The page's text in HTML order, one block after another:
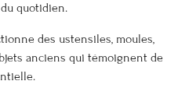
quotidien.
des ustensiles, moules,
anciens qui témoignent de